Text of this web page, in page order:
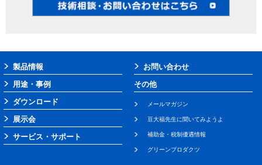
製品情報
用途・事例
ダウンロード
展示会
サービス・サポート
お問い合わせ
その他
メールマガジン
豆大福先生に聞いてみようよ
補助金・税制優遇情報
グリーンプロダクツ